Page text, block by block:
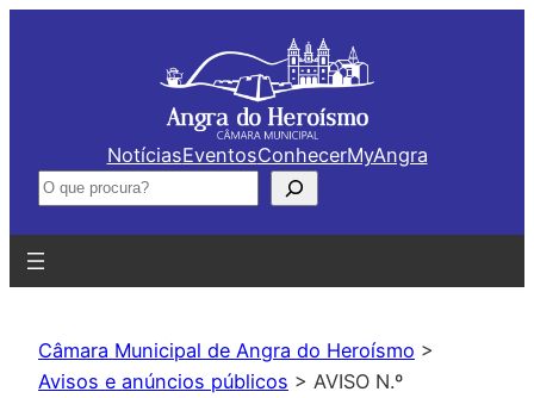
NotíciasEventosConhecerMyAngra
Pesquisar
Câmara Municipal de Angra do Heroísmo >
Avisos e anúncios públicos > AVISO N.º